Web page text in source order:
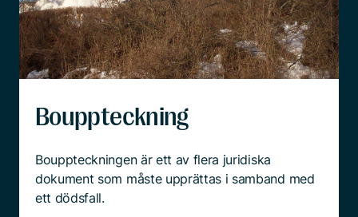
Bouppteckning
Bouppteckningen är ett av flera juridiska
dokument som måste upprättas i samband med
ett dödsfall.